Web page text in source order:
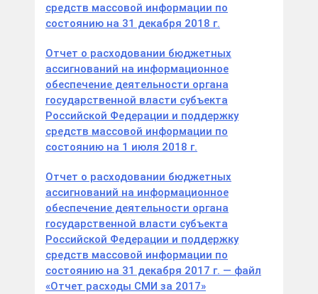
средств массовой информации по
состоянию на 31 декабря 2018 г.
Отчет о расходовании бюджетных
ассигнований на информационное
обеспечение деятельности органа
государственной власти субъекта
Российской Федерации и поддержку
средств массовой информации по
состоянию на 1 июля 2018 г.
Отчет о расходовании бюджетных
ассигнований на информационное
обеспечение деятельности органа
государственной власти субъекта
Российской Федерации и поддержку
средств массовой информации по
состоянию на 31 декабря 2017 г. — файл
«Отчет расходы СМИ за 2017»